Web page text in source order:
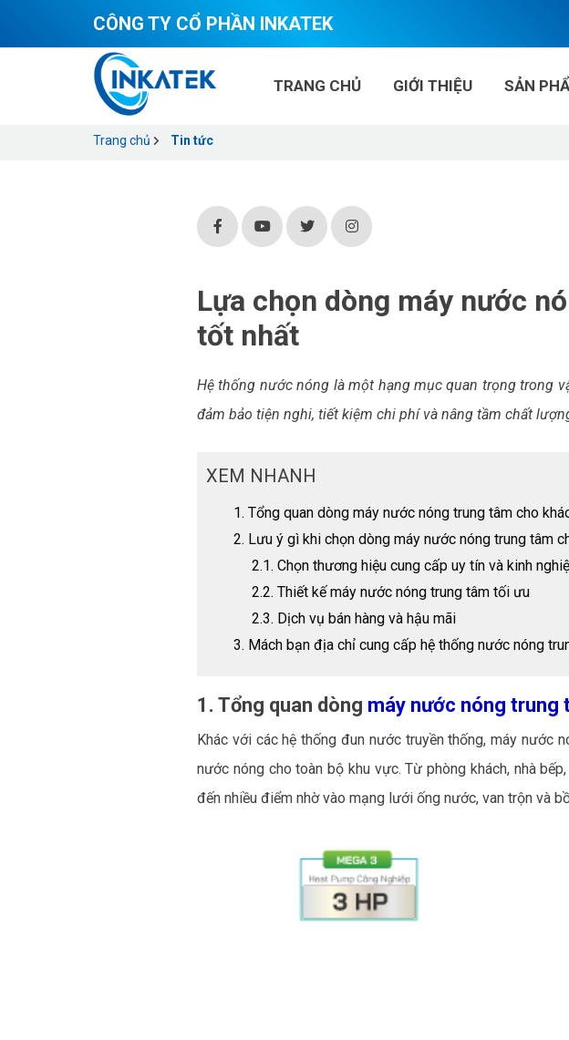
CÔNG TY CỔ PHẦN INKATEK
TRANG CHỦ GIỚI THIỆU SẢN
Trang chủ Tin tức
Lựa chọn dòng máy nước
tốt nhất
Hệ thống nước nóng là một hạng mục quan trọng trong
đảm bảo tiện nghi, tiết kiệm chi phí và nâng tầm chất
XEM NHANH
1. Tổng quan dòng máy nước nóng trung tâm cho
2. Lưu ý gì khi chọn dòng máy nước nóng trung tâm
2.1. Chọn thương hiệu cung cấp uy tín và kinh
2.2. Thiết kế máy nước nóng trung tâm tối ưu
2.3. Dịch vụ bán hàng và hậu mãi
3. Mách bạn địa chỉ cung cấp hệ thống nước nóng
1. Tổng quan dòng máy nước nóng trung
Khác với các hệ thống đun nước truyền thống, máy
nước nóng cho toàn bộ khu vực. Từ phòng khách, nhà
đến nhiều điểm nhờ vào mạng lưới ống nước, van trộn và